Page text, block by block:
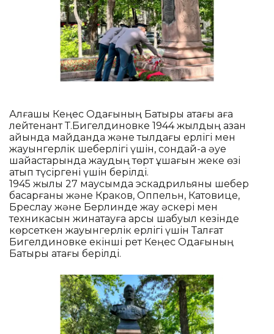
Алғашқы Кеңес Одағының Батыры атағы аға
лейтенант Т.Бигелдиновке 1944 жылдың қазан
айында майданда және тылдағы ерлігі мен
жауынгерлік шеберлігі үшін, сондай-ақ әуе
шайқастарында жаудың төрт ұшағын жеке өзі
атып түсіргені үшін берілді.
1945 жылы 27 маусымда эскадрильяны шебер
басқарғаны және Краков, Оппельн, Катовице,
Бреслау және Берлинде жау әскері мен
техникасын жинақтауға қарсы шабуыл кезінде
көрсеткен жауынгерлік ерлігі үшін Талғат
Бигелдиновке екінші рет Кеңес Одағының
Батыры атағы берілді.